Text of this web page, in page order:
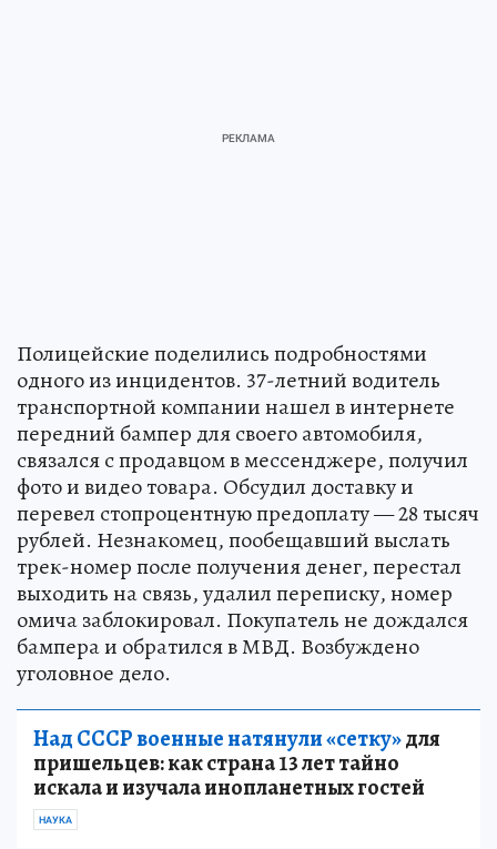
Полицейские поделились подробностями
одного из инцидентов. 37-летний водитель
транспортной компании нашел в интернете
передний бампер для своего автомобиля,
связался с продавцом в мессенджере, получил
фото и видео товара. Обсудил доставку и
перевел стопроцентную предоплату — 28 тысяч
рублей. Незнакомец, пообещавший выслать
трек-номер после получения денег, перестал
выходить на связь, удалил переписку, номер
омича заблокировал. Покупатель не дождался
бампера и обратился в МВД. Возбуждено
уголовное дело.
Над СССР военные натянули «сетку»для
пришельцев: как страна 13 лет тайно
искала и изучала инопланетных гостей
НАУКА